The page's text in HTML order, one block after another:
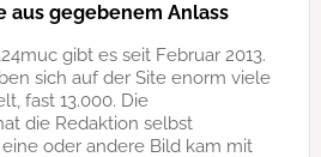
aus gegebenem Anlass
gibt es seit Februar 2013.
sich auf der Site enorm viele
fast 13.000. Die
die Redaktion selbst
eine oder andere Bild kam mit